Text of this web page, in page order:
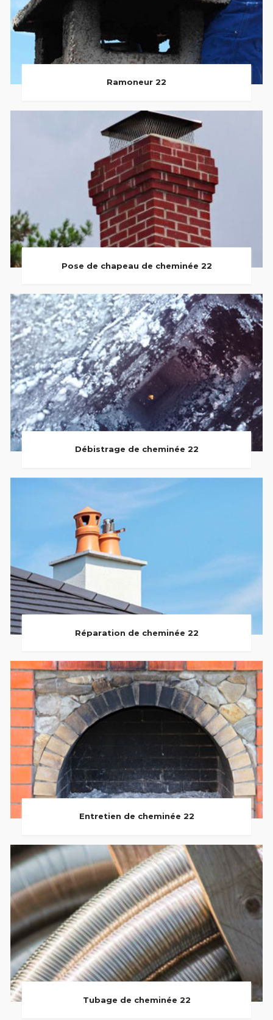
Ramoneur 22
Pose de chapeau de cheminée 22
Débistrage de cheminée 22
Réparation de cheminée 22
Entretien de cheminée 22
Tubage de cheminée 22